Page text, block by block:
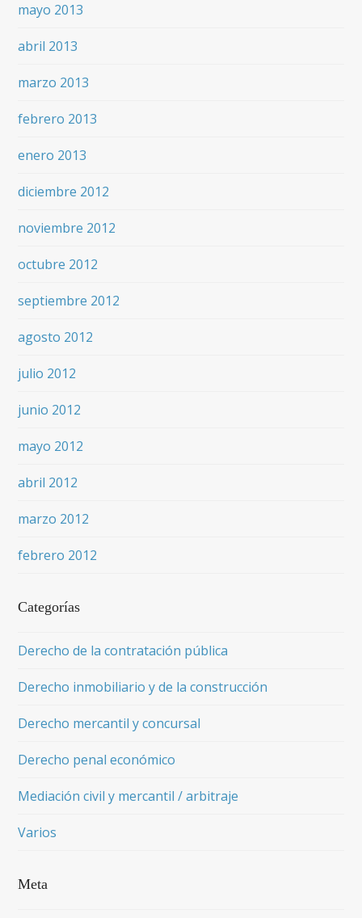
mayo 2013
abril 2013
marzo 2013
febrero 2013
enero 2013
diciembre 2012
noviembre 2012
octubre 2012
septiembre 2012
agosto 2012
julio 2012
junio 2012
mayo 2012
abril 2012
marzo 2012
febrero 2012
Categorías
Derecho de la contratación pública
Derecho inmobiliario y de la construcción
Derecho mercantil y concursal
Derecho penal económico
Mediación civil y mercantil / arbitraje
Varios
Meta